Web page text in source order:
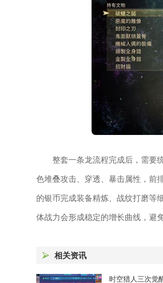
整套一条龙流程完成后，需要
色堆叠攻击、穿透、暴击属性，前
的银币完成装备精炼、战纹打磨等
体战力会形成稳定的增长曲线，避
相关资讯